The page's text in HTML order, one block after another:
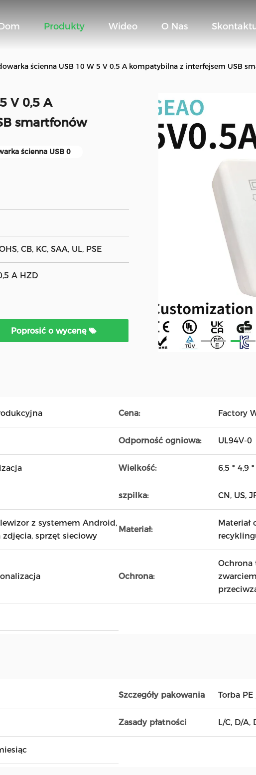
Produkty Wideo O Nas
ścienna USB 10 W 5 V 0,5 A kompatybilna z interfejsem USB
V 0,5 A
smartfonów
ścienna USB 0
CB, KC, SAA, UL, PSE
A HZD
Poprosić o wycenę
Cena: Factory
Odporność ogniowa: UL94V-0
Wielkość: 6,5 * 4,9
szpilka: CN, US,
z systemem Android,
sprzęt sieciowy
Materiał:
Materiał
Ochrona:
Ochrona
Szczegóły pakowania Torba
Zasady płatności L/C, D/A,